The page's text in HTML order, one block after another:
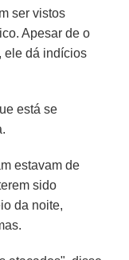
ser vistos
Apesar de o
ele dá indícios
está se
estavam de
sido
da noite,